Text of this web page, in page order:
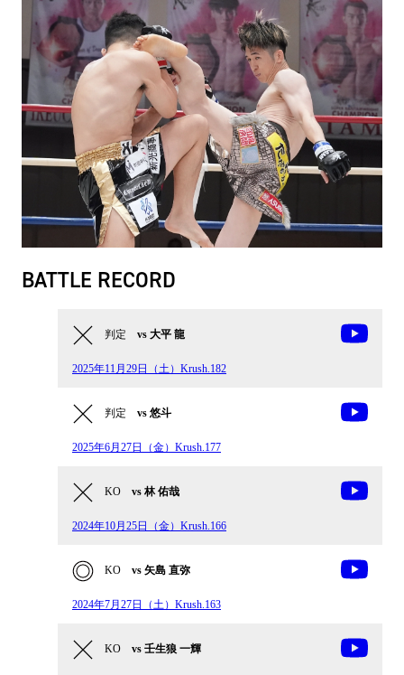
BATTLE RECORD
判定 vs 大平 龍
2025年11月29日（土）Krush.182
判定 vs 悠斗
2025年6月27日（金）Krush.177
KO vs 林 佑哉
2024年10月25日（金）Krush.166
KO vs 矢島 直弥
2024年7月27日（土）Krush.163
KO vs 壬生狼 一輝